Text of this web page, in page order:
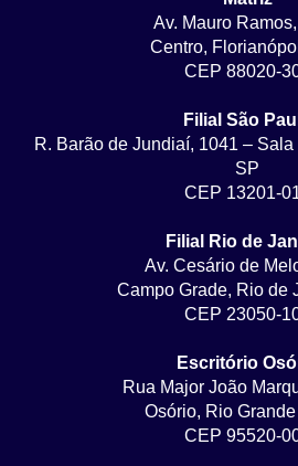
Av. Mauro
Centro,
CEP 88020-
Filial São
R. Barão de Jundiaí, 1041 –
SP
CEP 13201-
Filial Rio de
Av. Cesário de
Campo Grade, Rio de
CEP 23050-
Escritório
Rua Major João
Osório, Rio Grande
CEP 95520-